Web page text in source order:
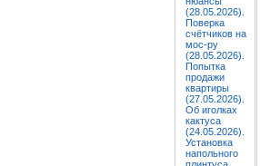
(28.05.2026).
Поверка
счётчиков на
мос-ру
(28.05.2026).
Попытка
продажи
квартиры
(27.05.2026).
Об иголках
кактуса
(24.05.2026).
Установка
напольного